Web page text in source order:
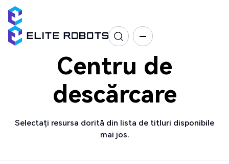
Centru de
descărcare
Selectați resursa dorită din lista de titluri disponibile
mai jos.